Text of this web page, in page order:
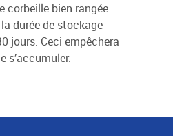
corbeille bien rangée
durée de stockage
jours. Ceci empêchera
s’accumuler.